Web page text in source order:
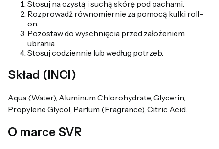
Stosuj na czystą i suchą skórę pod pachami.
Rozprowadź równomiernie za pomocą kulki roll-
on.
Pozostaw do wyschnięcia przed założeniem
ubrania.
Stosuj codziennie lub według potrzeb.
Skład (INCI)
Aqua (Water), Aluminum Chlorohydrate, Glycerin,
Propylene Glycol, Parfum (Fragrance), Citric Acid.
O marce SVR